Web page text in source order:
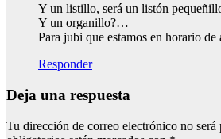
Y un listillo, será un listón
Y un organillo?…
Para jubi que estamos en horario
Responder
Deja una respuesta
Tu dirección de correo electrónico no será